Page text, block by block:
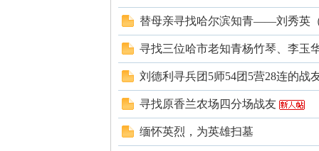
替母亲寻找哈尔滨知青——刘秀英
寻找三位哈市老知青杨竹琴、李玉
刘德利寻兵团5师54团5营28连的战
寻找原香兰农场四分场战友
缅怀英烈，为英雄扫墓